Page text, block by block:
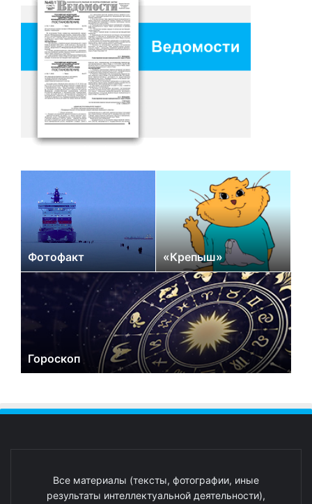
Фотофакт «Крепыш»
Гороскоп
Все материалы (тексты, фотографии, иные
результаты интеллектуальной деятельности),